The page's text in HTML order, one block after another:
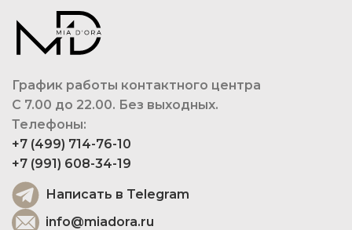
График работы контактного центра
С 7.00 до 22.00. Без выходных.
Телефоны:
+7 (499) 714-76-10
+7 (991) 608-34-19
Написать в Telegram
info@miadora.ru